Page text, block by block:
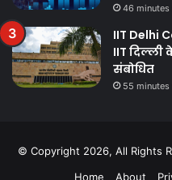
46 minutes
IIT Delhi
IIT दिल्ली
संबोधित
55 minutes
© Copyright 2026, All Rights
Home
About